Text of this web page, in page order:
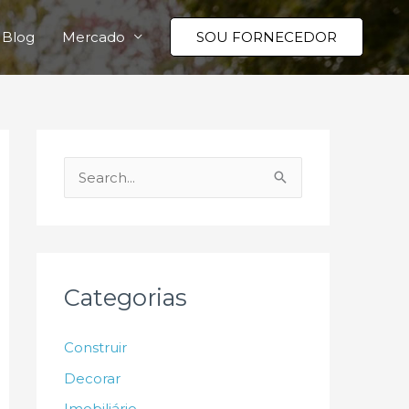
Blog Mercado SOU FORNECEDOR
e
i
r
Categorias
Construir
Decorar